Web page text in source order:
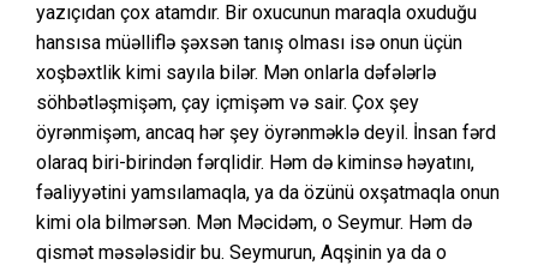
yazıçıdan çox atamdır. Bir oxucunun maraqla oxuduğu
hansısa müəlliflə şəxsən tanış olması isə onun üçün
xoşbəxtlik kimi sayıla bilər. Mən onlarla dəfələrlə
söhbətləşmişəm, çay içmişəm və sair. Çox şey
öyrənmişəm, ancaq hər şey öyrənməklə deyil. İnsan fərd
olaraq biri-birindən fərqlidir. Həm də kiminsə həyatını,
fəaliyyətini yamsılamaqla, ya da özünü oxşatmaqla onun
kimi ola bilmərsən. Mən Məcidəm, o Seymur. Həm də
qismət məsələsidir bu. Seymurun, Aqşinin ya da o